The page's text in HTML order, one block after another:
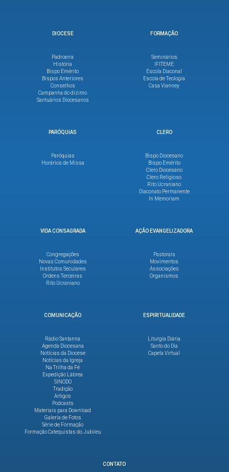
DIOCESE
Padroeira
História
Bispo Emérito
Bispos Anteriores
Conselhos
Campanha do dízimo
Santuários Diocesanos
FORMAÇÃO
Seminários
IFITEME
Escola Diaconal
Escola de Teologia
Casa Vianney
PARÓQUIAS
Paróquias
Horários de Missa
CLERO
Bispo Diocesano
Bispo Emérito
Clero Diocesano
Clero Religioso
Rito Ucraniano
Diaconato Permanente
In Memoriam
VIDA CONSAGRADA
Congregações
Novas Comunidades
Institutos Seculares
Ordens Terceiras
Rito Ucraniano
AÇÃO EVANGELIZADORA
Pastorais
Movimentos
Associações
Organismos
COMUNICAÇÃO
Rádio Santanna
Agenda Diocesana
Notícias da Diocese
Notícias da Igreja
Na Trilha da Fé
Expedição Lábrea
SINODO
Tradição
Artigos
Podcasts
Materiais para Download
Galeria de Fotos
Série de Formação
Formação Catequistas do Jubileu
ESPIRITUALIDADE
Liturgia Diária
Santo do Dia
Capela Virtual
CONTATO